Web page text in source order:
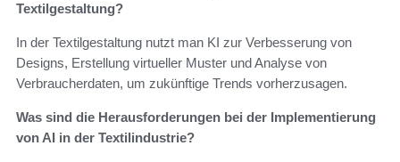
Textilgestaltung?
In der Textilgestaltung nutzt man KI zur Verbesserung von
Designs, Erstellung virtueller Muster und Analyse von
Verbraucherdaten, um zukünftige Trends vorherzusagen.
Was sind die Herausforderungen bei der Implementierung
von AI in der Textilindustrie?